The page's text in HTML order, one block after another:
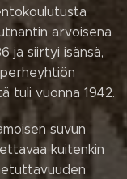
arvoisena
ja siirtyi isänsä,
tuli vuonna 1942.
suvun
kuitenkin